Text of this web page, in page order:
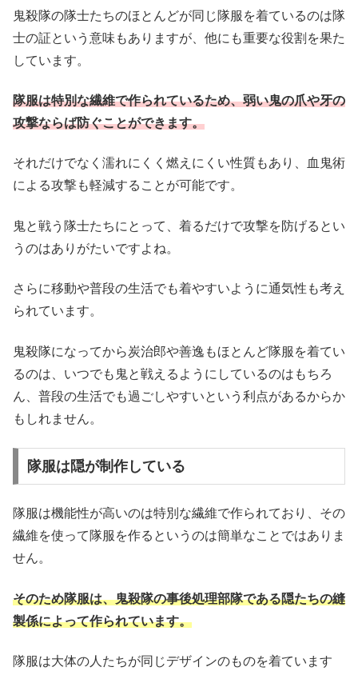
鬼殺隊の隊士たちのほとんどが同じ隊服を着ているのは隊
士の証という意味もありますが、他にも重要な役割を果た
しています。
隊服は特別な繊維で作られているため、弱い鬼の爪や牙の
攻撃ならば防ぐことができます。
それだけでなく濡れにくく燃えにくい性質もあり、血鬼術
による攻撃も軽減することが可能です。
鬼と戦う隊士たちにとって、着るだけで攻撃を防げるとい
うのはありがたいですよね。
さらに移動や普段の生活でも着やすいように通気性も考え
られています。
鬼殺隊になってから炭治郎や善逸もほとんど隊服を着てい
るのは、いつでも鬼と戦えるようにしているのはもちろ
ん、普段の生活でも過ごしやすいという利点があるからか
もしれません。
隊服は隠が制作している
隊服は機能性が高いのは特別な繊維で作られており、その
繊維を使って隊服を作るというのは簡単なことではありま
せん。
そのため隊服は、鬼殺隊の事後処理部隊である隠たちの縫
製係によって作られています。
隊服は大体の人たちが同じデザインのものを着ています